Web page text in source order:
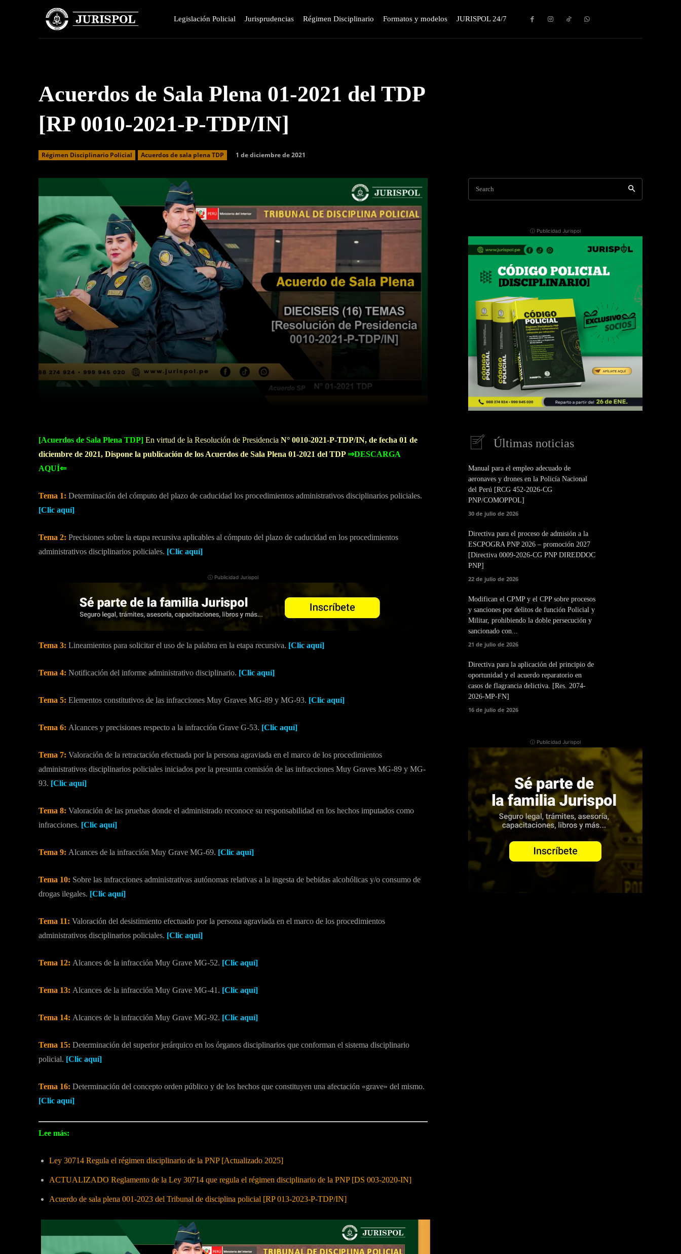
Legislación Policial Jurisprudencias Régimen Disciplinario Formatos y modelos JURISPOL 24/7
Acuerdos de Sala Plena 01-2021 del TDP
[RP 0010-2021-P-TDP/IN]
Régimen Disciplinario Policial Acuerdos de sala plena TDP 1 de diciembre de 2021
WhatsApp
[Acuerdos de Sala Plena TDP] En virtud de la Resolución de Presidencia N° 0010-2021-P-TDP/IN, de fecha 01 de
diciembre de 2021, Dispone la publicación de los Acuerdos de Sala Plena 01-2021 del TDP ⇒DESCARGA
AQUÍ⇐
Tema 1: Determinación del cómputo del plazo de caducidad los procedimientos administrativos disciplinarios policiales.
[Clic aquí]
Tema 2: Precisiones sobre la etapa recursiva aplicables al cómputo del plazo de caducidad en los procedimientos
administrativos disciplinarios policiales. [Clic aquí]
ⓘ Publicidad Jurispol
Tema 3: Lineamientos para solicitar el uso de la palabra en la etapa recursiva. [Clic aquí]
Tema 4: Notificación del informe administrativo disciplinario. [Clic aquí]
Tema 5: Elementos constitutivos de las infracciones Muy Graves MG-89 y MG-93. [Clic aquí]
Tema 6: Alcances y precisiones respecto a la infracción Grave G-53. [Clic aquí]
Tema 7: Valoración de la retractación efectuada por la persona agraviada en el marco de los procedimientos
administrativos disciplinarios policiales iniciados por la presunta comisión de las infracciones Muy Graves MG-89 y MG-
93. [Clic aquí]
Tema 8: Valoración de las pruebas donde el administrado reconoce su responsabilidad en los hechos imputados como
infracciones. [Clic aquí]
Tema 9: Alcances de la infracción Muy Grave MG-69. [Clic aquí]
Tema 10: Sobre las infracciones administrativas autónomas relativas a la ingesta de bebidas alcohólicas y/o consumo de
drogas ilegales. [Clic aquí]
Tema 11: Valoración del desistimiento efectuado por la persona agraviada en el marco de los procedimientos
administrativos disciplinarios policiales. [Clic aquí]
Tema 12: Alcances de la infracción Muy Grave MG-52. [Clic aquí]
Tema 13: Alcances de la infracción Muy Grave MG-41. [Clic aquí]
Tema 14: Alcances de la infracción Muy Grave MG-92. [Clic aquí]
Tema 15: Determinación del superior jerárquico en los órganos disciplinarios que conforman el sistema disciplinario
policial. [Clic aquí]
Tema 16: Determinación del concepto orden público y de los hechos que constituyen una afectación «grave» del mismo.
[Clic aquí]
Lee más:
Ley 30714 Regula el régimen disciplinario de la PNP [Actualizado 2025]
ACTUALIZADO Reglamento de la Ley 30714 que regula el régimen disciplinario de la PNP [DS 003-2020-IN]
Acuerdo de sala plena 001-2023 del Tribunal de disciplina policial [RP 013-2023-P-TDP/IN]
Search
ⓘ Publicidad Jurispol
Últimas noticias
Manual para el empleo adecuado de
aeronaves y drones en la Policía Nacional
del Perú [RCG 452-2026-CG
PNP/COMOPPOL]
30 de julio de 2026
Directiva para el proceso de admisión a la
ESCPOGRA PNP 2026 – promoción 2027
[Directiva 0009-2026-CG PNP DIREDDOC
PNP]
22 de julio de 2026
Modifican el CPMP y el CPP sobre procesos
y sanciones por delitos de función Policial y
Militar, prohibiendo la doble persecución y
sancionado con...
21 de julio de 2026
Directiva para la aplicación del principio de
oportunidad y el acuerdo reparatorio en
casos de flagrancia delictiva. [Res. 2074-
2026-MP-FN]
16 de julio de 2026
ⓘ Publicidad Jurispol